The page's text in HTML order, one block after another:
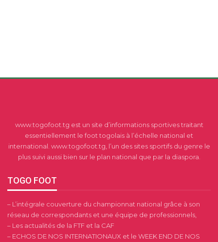
www.togofoot.tg est un site d’informations sportives traitant
essentiellement le foot togolais à l’échelle national et
international. www.togofoot.tg, l’un des sites sportifs du genre le
plus suivi aussi bien sur le plan national que par la diaspora.
TOGO FOOT
– L’intégrale couverture du championnat national grâce à son
réseau de correspondants et une équipe de professionnels,
– Les actualités de la FTF et la CAF
– ECHOS DE NOS INTERNATIONAUX et le WEEK END DE NOS